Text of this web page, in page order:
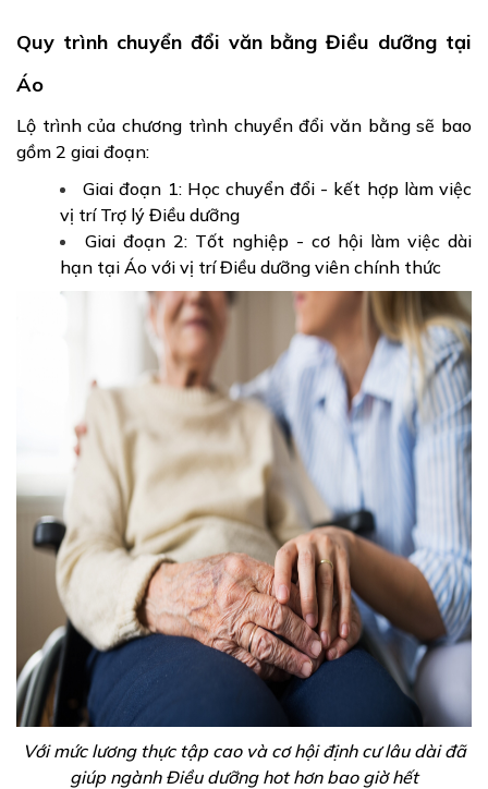
Quy trình chuyển đổi văn bằng Điều dưỡng tại
Áo
Lộ trình của chương trình chuyển đổi văn bằng sẽ bao
gồm 2 giai đoạn:
Giai đoạn 1: Học chuyển đổi - kết hợp làm việc
vị trí Trợ lý Điều dưỡng
Giai đoạn 2: Tốt nghiệp - cơ hội làm việc dài
hạn tại Áo với vị trí Điều dưỡng viên chính thức
Với mức lương thực tập cao và cơ hội định cư lâu dài đã
giúp ngành Điều dưỡng hot hơn bao giờ hết